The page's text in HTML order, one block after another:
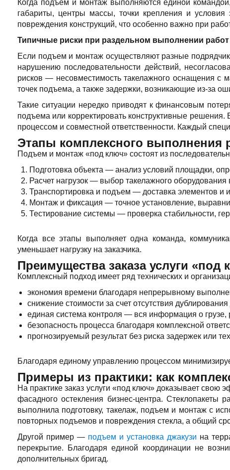
Когда подъем и монтаж выполняются единой
габариты, центры массы, точки крепления и
повреждения конструкций, что особенно важно при
Типичные риски при раздельном выполнении работ
Если подъем и монтаж осуществляют разные
нарушению последовательности действий,
рисков — несовместимость такелажного оснащения с
точек подъема, а также задержки, возникающие из-за
Такие ситуации нередко приводят к финансовым
подъема или корректировать конструктивные
процессом и совместной ответственности. Каждый
Этапы комплексного выполнения
Подъем и монтаж «под ключ» состоят из
Подготовка объекта — анализ условий площадки,
Расчет нагрузок — выбор такелажного оборудования
Транспортировка и подъем — доставка элементов и
Монтаж и фиксация — точное установление,
Тестирование системы — проверка стабильности,
Когда все этапы выполняет одна команда,
уменьшает нагрузку на заказчика.
Преимущества заказа услуги «под
Комплексный подход имеет ряд технических и
экономия времени благодаря непрерывному
снижение стоимости за счет отсутствия
единая система контроля — вся информация о грузе,
безопасность процесса благодаря комплексной
прогнозируемый результат без риска задержек или
Благодаря единому управлению процессом
Примеры из практики: как
На практике заказ услуги «под ключ» доказывает
фасадного остекления бизнес-центра.
выполнила подготовку, такелаж, подъем и монтаж с
повторных подъемов и повреждения стекла, а общий
Другой пример — подъем и установка джакузи на
перекрытие. Благодаря единой координации не
дополнительных бригад.